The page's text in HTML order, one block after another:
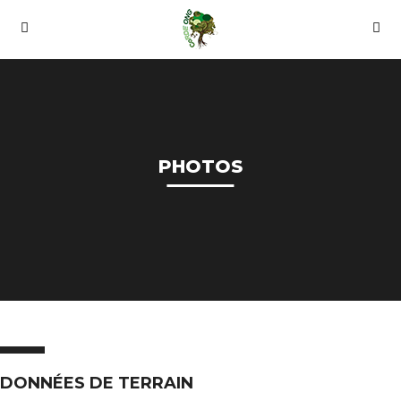
PHOTOS
DONNÉES DE TERRAIN